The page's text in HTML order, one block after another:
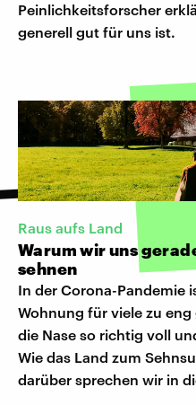
Peinlichkeitsforscher
generell gut für uns ist.
Raus aufs Land
Warum wir uns
sehnen
In der Corona-Pandemie
Wohnung für viele zu
die Nase so richtig voll
Wie das Land zum
darüber sprechen wir in